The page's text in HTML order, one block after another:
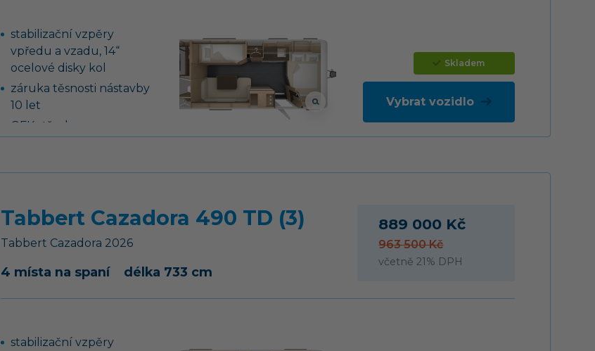
skleněným krytem
lednice 133 l se
systémem AES
stabilizační vzpěry
vpředu a vzadu, 14“
ocelové disky kol
záruka těsnosti nástavby
10 let
GFK střecha se
vozidlo
náprava uložená na
vlečných ramenech vč.
skleněným krytem
Skladem
Vybrat vozidlo
Tabbert Cazadora 490 TD (3)
Tabbert Cazadora 2026
4 místa na spaní délka 733 cm
889 000 Kč
963 500 Kč
včetně 21% DPH
stabilizační vzpěry